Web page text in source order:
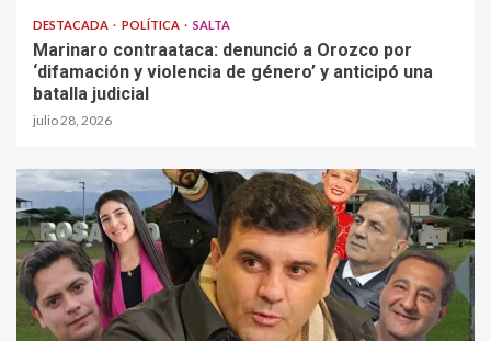
DESTACADA POLÍTICA SALTA
Marinaro contraataca: denunció a Orozco por
‘difamación y violencia de género’ y anticipó una
batalla judicial
julio 28, 2026